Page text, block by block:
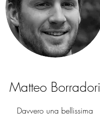
Matteo Borradori
Davvero una bellissima